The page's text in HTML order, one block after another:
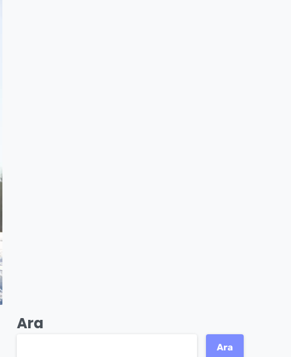
Ara
Ara